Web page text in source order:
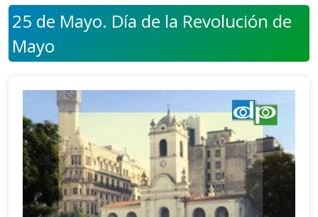
25 de Mayo. Día de la Revolución de
Mayo